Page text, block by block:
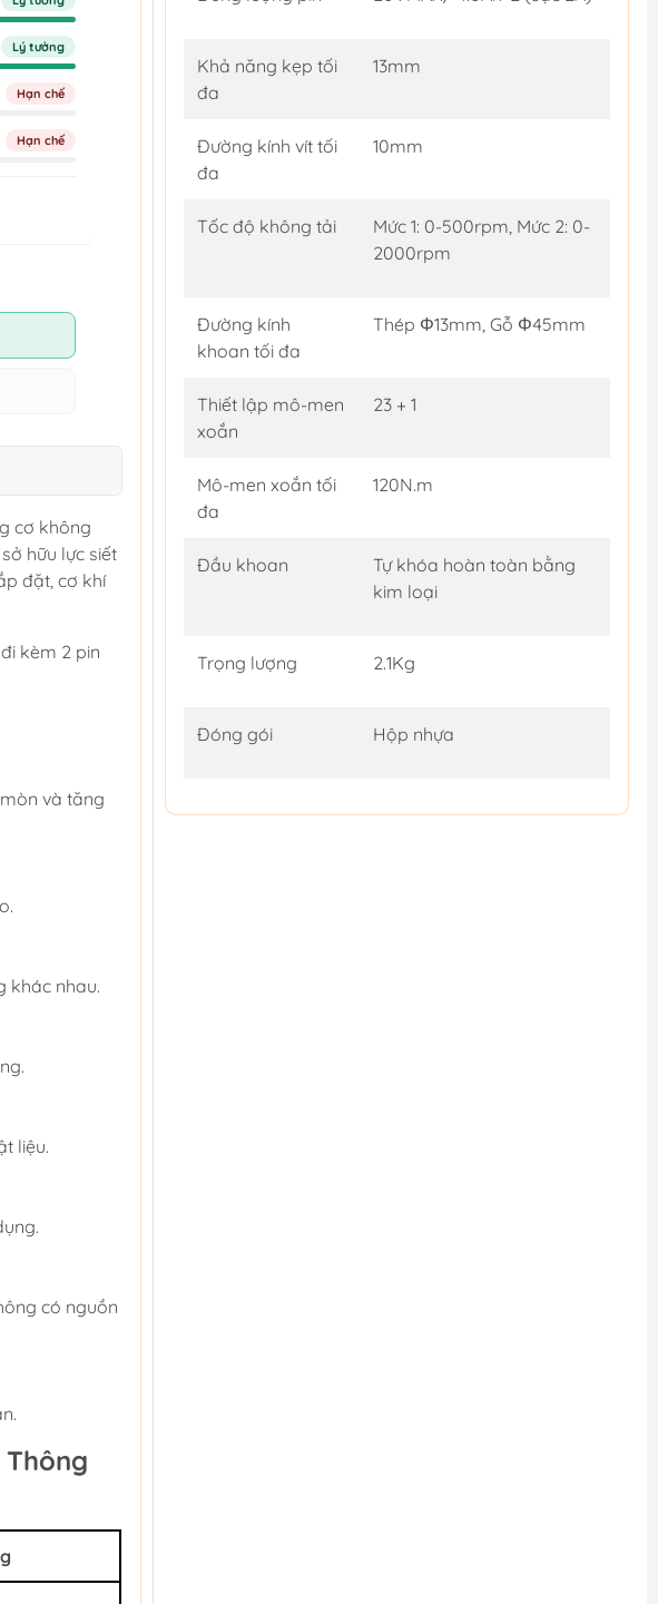
Lý tưởng
Hạn chế
Hạn chế
cơ không
hữu lực siết
đặt, cơ khí
kèm 2 pin
và tăng
khác nhau.
liệu.
có nguồn
Thông
Khả năng kẹp tối
đa
13mm
Đường kính vít tối
đa
10mm
Tốc độ không tải
Mức 1: 0-500rpm, Mức 2: 0-
2000rpm
Đường kính
khoan tối đa
Thép Φ13mm, Gỗ Φ45mm
Thiết lập mô-men
xoắn
23 + 1
Mô-men xoắn tối
đa
120N.m
Đầu khoan
Tự khóa hoàn toàn bằng
kim loại
Trọng lượng 2.1Kg
Đóng gói Hộp nhựa